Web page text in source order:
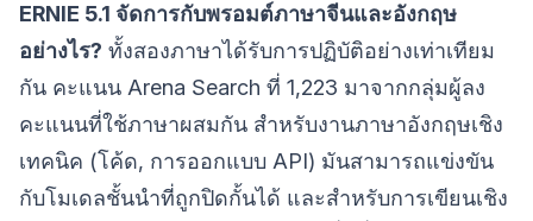
ERNIE 5.1 จัดการกับพรอมต์ภาษาจีนและอังกฤษ
อย่างไร? ทั้งสองภาษาได้รับการปฏิบัติอย่างเท่าเทียม
กัน คะแนน Arena Search ที่ 1,223 มาจากกลุ่มผู้ลง
คะแนนที่ใช้ภาษาผสมกัน สำหรับงานภาษาอังกฤษเชิง
เทคนิค (โค้ด, การออกแบบ API) มันสามารถแข่งขัน
กับโมเดลชั้นนำที่ถูกปิดกั้นได้ และสำหรับการเขียนเชิง